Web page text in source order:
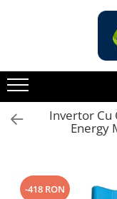
Acasa
Statii de Alimentare
Cauta dupa
Pana in 1000W
Intre 2000-3000W
Peste 3000W
Invertor Cu
Energy
-418 RON